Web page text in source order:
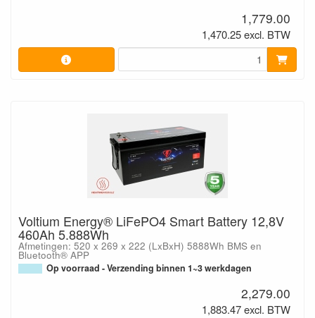
1,779.00
1,470.25 excl. BTW
Voltium Energy® LiFePO4 Smart Battery 12,8V
460Ah 5.888Wh
Afmetingen: 520 x 269 x 222 (LxBxH) 5888Wh BMS en
Bluetooth® APP
Op voorraad - Verzending binnen 1~3 werkdagen
2,279.00
1,883.47 excl. BTW